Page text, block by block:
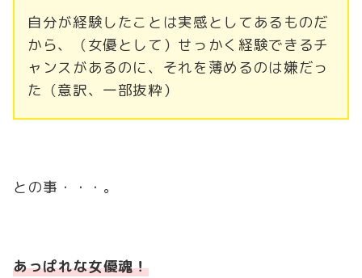
自分が経験したことは実感としてあるものだ
から、（女優として）せっかく経験できるチ
ャンスがあるのに、それを薄めるのは嫌だっ
た（意訳、一部抜粋）
との事・・・。
あっぱれな女優魂！